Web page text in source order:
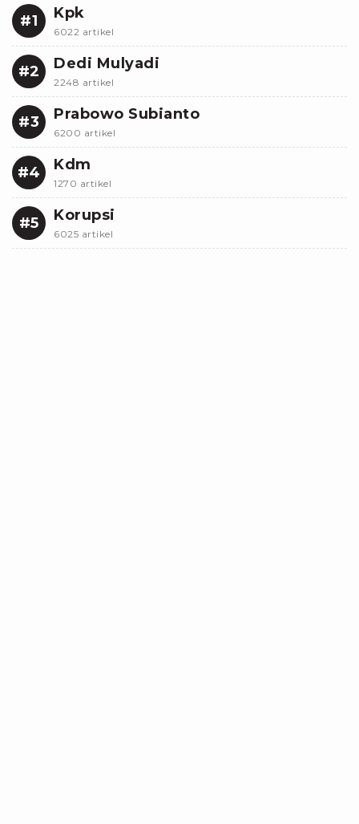
#1 Kpk
6022 artikel
#2 Dedi Mulyadi
2248 artikel
#3 Prabowo Subianto
6200 artikel
#4 Kdm
1270 artikel
#5 Korupsi
6025 artikel